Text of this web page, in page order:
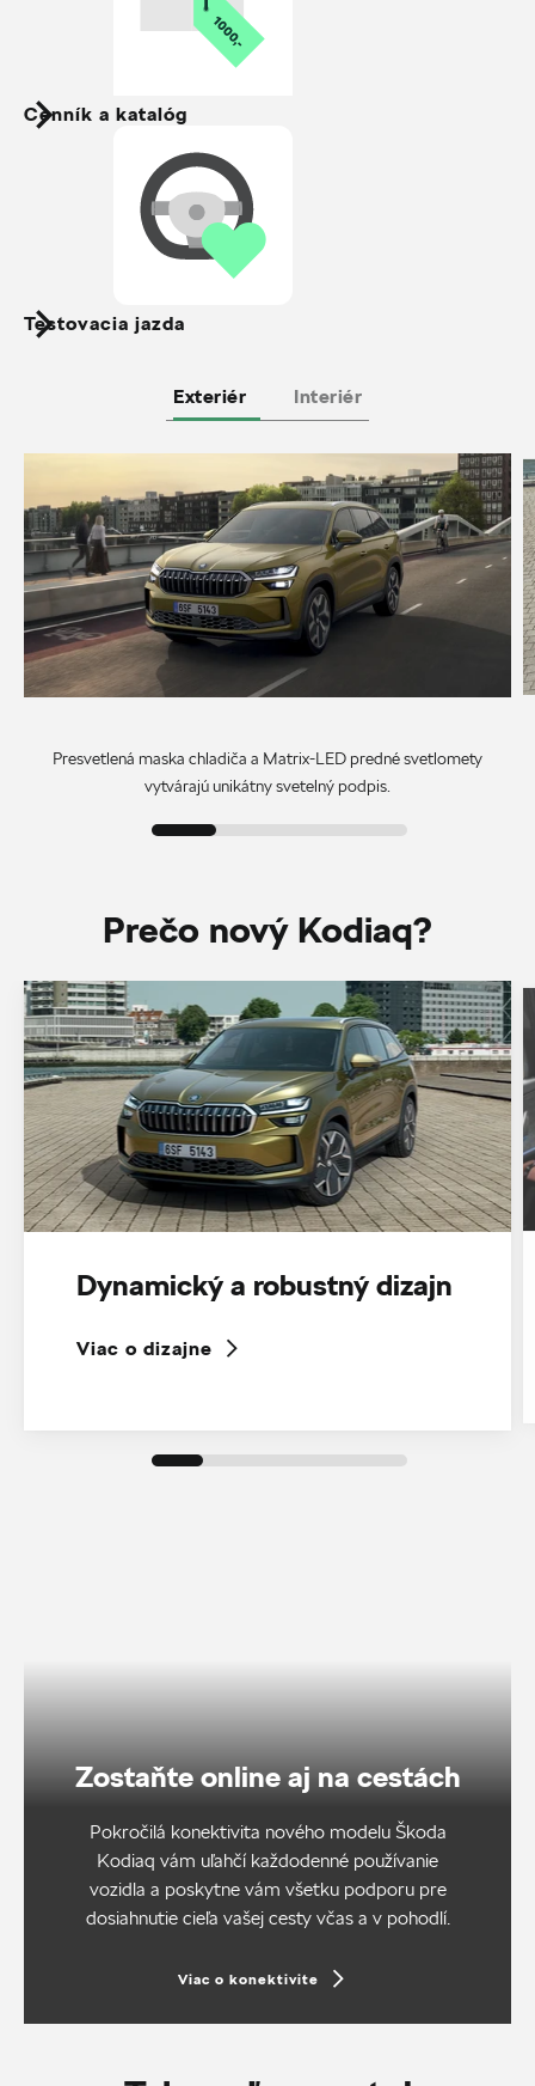
Cenník a katalóg
Testovacia jazda
Exteriér Interiér
Presvetlená maska chladiča a Matrix-LED predné svetlomety
vytvárajú unikátny svetelný podpis.
Prečo nový Kodiaq?
Dynamický a robustný dizajn
Viac o dizajne
Zostaňte online aj na cestách
Pokročilá konektivita nového modelu Škoda
Kodiaq vám uľahčí každodenné používanie
vozidla a poskytne vám všetku podporu pre
dosiahnutie cieľa vašej cesty včas a v pohodlí.
Viac o konektivite